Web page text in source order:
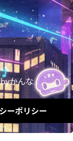
かんな
ーポリシー